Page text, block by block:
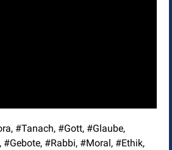
#Tanach, #Gott, #Glaube,
#Gebote, #Rabbi, #Moral, #Ethik,